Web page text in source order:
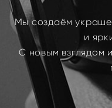
Мы создаём
и
С новым взглядом